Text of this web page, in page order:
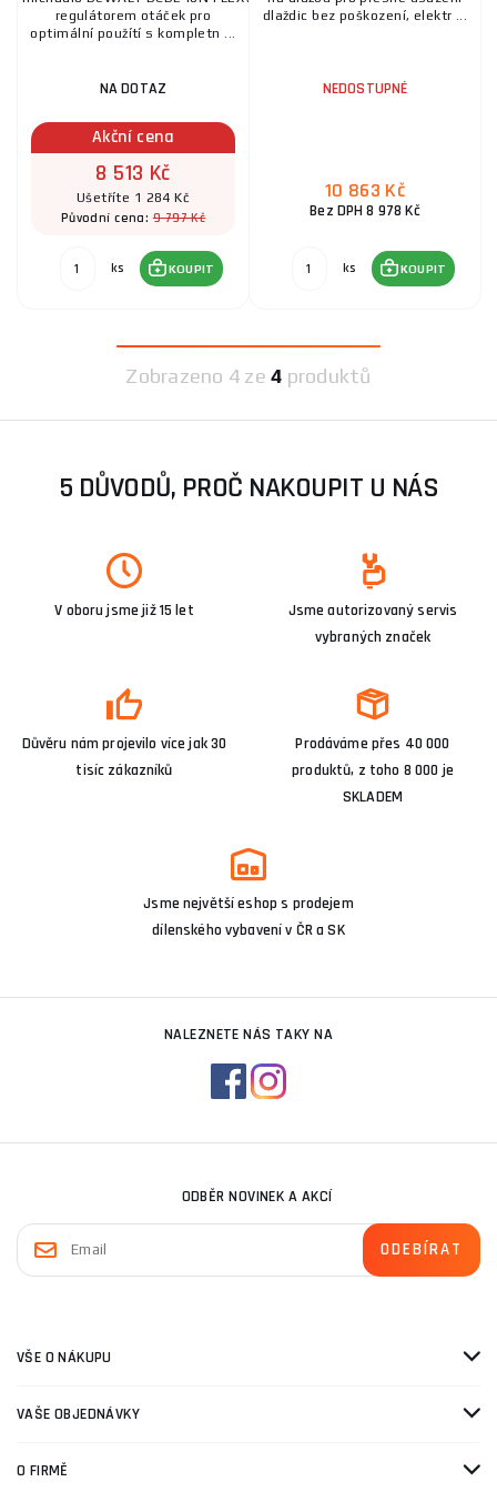
regulátorem otáček pro
optimální použítí s kompletn ...
NA DOTAZ
Akční cena
8 513 Kč
Ušetříte 1 284 Kč
Původní cena:9 797 Kč
ks KOUPIT
dlaždic bez poškození, elektr ...
NEDOSTUPNÉ
10 863 Kč
Bez DPH 8 978 Kč
ks KOUPIT
Zobrazeno 4 ze4 produktů
5 DŮVODŮ, PROČ NAKOUPIT U NÁS
V oboru jsme již 15 let
Jsme autorizovaný servis
vybraných značek
Důvěru nám projevilo více jak 30
tisíc zákazníků
Prodáváme přes 40 000
produktů, z toho 8 000 je
SKLADEM
Jsme největší eshop s prodejem
dílenského vybavení v ČR a SK
NALEZNETE NÁS TAKY NA
ODBĚR NOVINEK A AKCÍ
VŠE O NÁKUPU
VAŠE OBJEDNÁVKY
O FIRMĚ